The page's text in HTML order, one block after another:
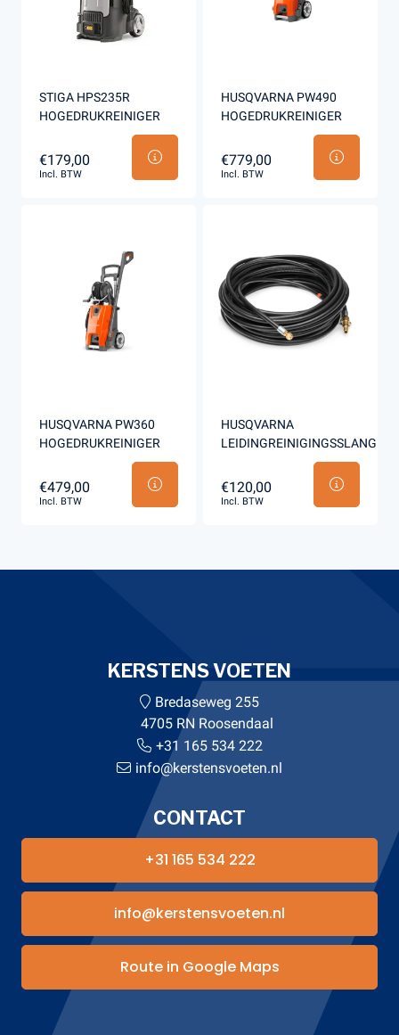
STIGA HPS235R
HOGEDRUKREINIGER
€179,00
Incl. BTW
HUSQVARNA PW490
HOGEDRUKREINIGER
€779,00
Incl. BTW
HUSQVARNA PW360
HOGEDRUKREINIGER
€479,00
Incl. BTW
HUSQVARNA
LEIDINGREINIGINGSSLANG
€120,00
Incl. BTW
KERSTENS VOETEN
Bredaseweg 255
4705 RN Roosendaal
+31 165 534 222
info@kerstensvoeten.nl
CONTACT
+31 165 534 222
info@kerstensvoeten.nl
Route in Google Maps